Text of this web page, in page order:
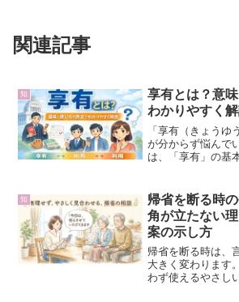
関連記事
知
享有とは？意
わかりやすく
「享有（きょうゆ
が分からず悩んで
は、「享有」の基
ます。日常会話で
誤用しやすいポイ
本語表現を身につ
です。
知
帰省を断る時
角が立たない
案の示し方
帰省を断る時は、
大きく変わります
わず使えるやさし